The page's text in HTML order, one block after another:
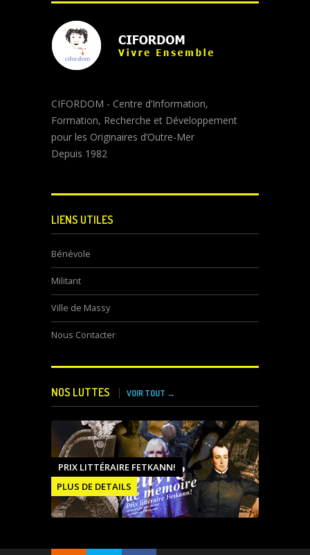
CIFORDOM - Centre d’Information,
Formation, Recherche et Développement
pour les Originaires d’Outre-Mer
Depuis 1982
LIENS UTILES
Bénévole
Militant
Ville de Massy
Nous Contacter
NOS LUTTES VOIR TOUT →
PRIX LITTÉRAIRE FETKANN!
PLUS DE DETAILS